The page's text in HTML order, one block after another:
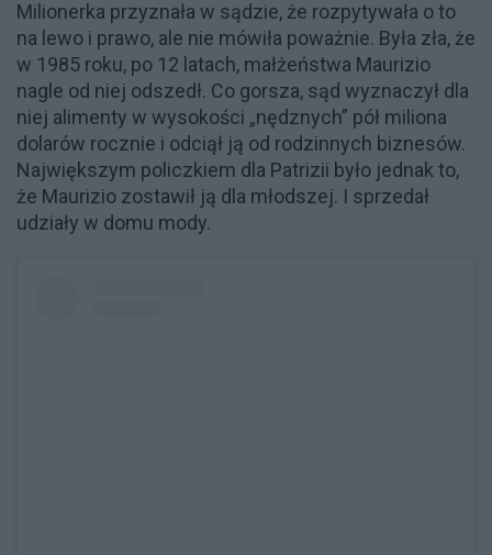
Milionerka przyznała w sądzie, że rozpytywała o to
na lewo i prawo, ale nie mówiła poważnie. Była zła, że
w 1985 roku, po 12 latach, małżeństwa Maurizio
nagle od niej odszedł. Co gorsza, sąd wyznaczył dla
niej alimenty w wysokości „nędznych” pół miliona
dolarów rocznie i odciął ją od rodzinnych biznesów.
Największym policzkiem dla Patrizii było jednak to,
że Maurizio zostawił ją dla młodszej. I sprzedał
udziały w domu mody.